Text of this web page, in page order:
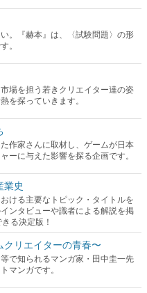
場を担う若きクリエイター達の姿
を探っていきます。
作家さんに取材し、ゲームが日本
ーに与えた影響を探る企画です。
史
ける主要なトピック・タイトルを
ンタビューや識者による解説を掲
リエイターの青春〜
で知られるマンガ家・田中圭一先
マンガです。
？
ゲームの魅力を画面や操作の具体的
硬派で骨太な評論連載です。